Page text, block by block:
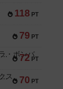
118 PT
79 PT
72 PT
キャプテン・フリップ：イスラ・ボンバ
70 PT
メメントオンラインタクティクス